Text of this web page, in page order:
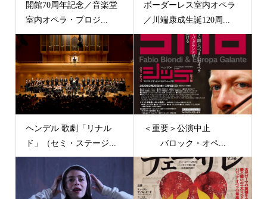
開館70周年記念／音楽堂
室内オペラ・プロジ...
ボーダーレス室内オペラ
／川端康成生誕120周...
ヘンデル 歌劇「リナル
ド」（セミ・ステージ...
＜重要＞公演中止
バロック・オペ...